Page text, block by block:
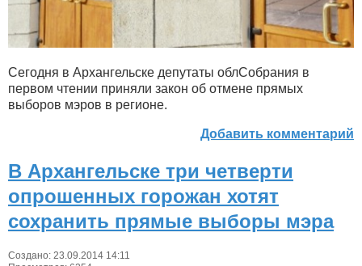
Сегодня в Архангельске депутаты облСобрания в
первом чтении приняли закон об отмене прямых
выборов мэров в регионе.
Добавить комментарий
В Архангельске три четверти
опрошенных горожан хотят
сохранить прямые выборы мэра
Создано: 23.09.2014 14:11